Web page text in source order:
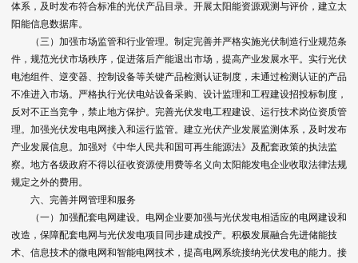
体系，及时发布符合标准的光伏产品目录。开展太阳能资源观测与评价，建立太
阳能信息数据库。
（三）加强市场监管和行业管理。制定完善并严格实施光伏制造行业规范条
件，规范光伏市场秩序，促进落后产能退出市场，提高产业发展水平。实行光伏
电池组件、逆变器、控制设备等关键产品检测认证制度，未通过检测认证的产品
不准进入市场。严格执行光伏电站设备采购、设计监理和工程建设招投标制度，
反对不正当竞争，禁止地方保护。完善光伏发电工程建设、运行技术岗位资质管
理。加强光伏发电电网接入和运行监管。建立光伏产业发展监测体系，及时发布
产业发展信息。加强对《中华人民共和国可再生能源法》及配套政策的执法监
察。地方各级政府不得以征收资源使用费等名义向太阳能发电企业收取法律法规
规定之外的费用。
六、完善并网管理和服务
（一）加强配套电网建设。电网企业要加强与光伏发电相适应的电网建设和
改造，保障配套电网与光伏发电项目同步建成投产。积极发展融合先进储能技
术、信息技术的微电网和智能电网技术，提高电网系统接纳光伏发电的能力。接